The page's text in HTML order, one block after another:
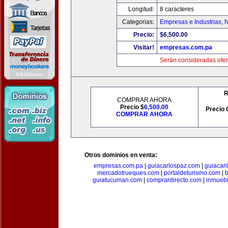
Longitud:
8 caracteres
Categorias:
Empresas e Industrias,
Precio:
$6,500.00
Visitar!
empresas.com.pa
Serán consideradas
COMPRAR AHORA
Precio $6,500.00
COMPRAR AHORA
Precio
Otros dominios en venta:
empresas.com.pa| guiacarlospaz.com|
mercadotrueques.com| portaldeturismo.com|
guiatucuman.com
comprardirecto.com